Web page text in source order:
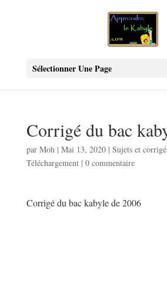
Sélectionner Une Page
Corrigé du bac
par Moh| Mai 13, 2020| Sujets et
Téléchargement| 0 commentaire
Corrigé du bac kabyle de 2006